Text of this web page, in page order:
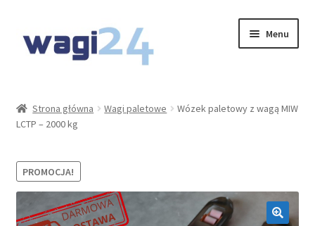
do
do
Menu
Moje konto
Koszyk
Strona główna Wagi paletowe
Wózek paletowy z wagą MIW
LCTP – 2000 kg
PROMOCJA!